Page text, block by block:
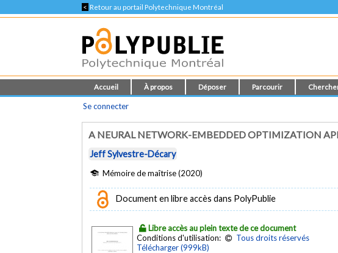
< Retour au portail Polytechnique Montréal
Accueil À propos Déposer Parcourir
Se connecter
A NEURAL NETWORK-EMBEDDED OPTIMIZATION
Jeff Sylvestre-Décary
Mémoire de maîtrise (2020)
Document en libre accès dans PolyPublie
Libre accès au plein texte de ce document
Conditions d'utilisation:
Tous droits réservés
Télécharger (999kB)